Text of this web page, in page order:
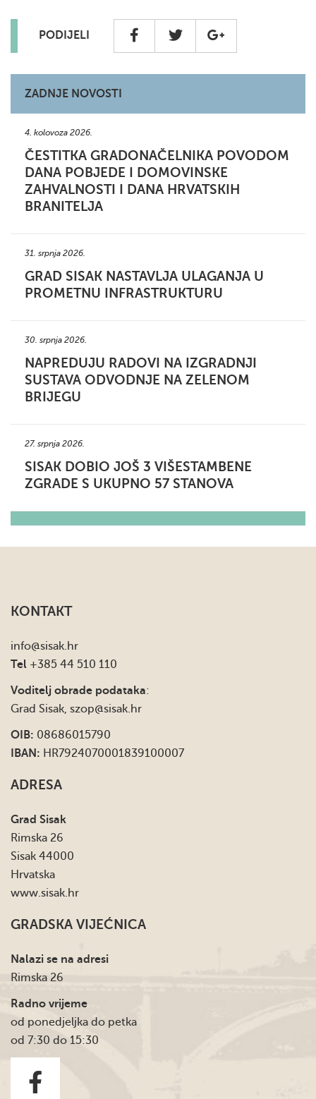
PODIJELI
ZADNJE NOVOSTI
4. kolovoza 2026.
ČESTITKA GRADONAČELNIKA POVODOM
DANA POBJEDE I DOMOVINSKE
ZAHVALNOSTI I DANA HRVATSKIH
BRANITELJA
31. srpnja 2026.
GRAD SISAK NASTAVLJA ULAGANJA U
PROMETNU INFRASTRUKTURU
30. srpnja 2026.
NAPREDUJU RADOVI NA IZGRADNJI
SUSTAVA ODVODNJE NA ZELENOM
BRIJEGU
27. srpnja 2026.
SISAK DOBIO JOŠ 3 VIŠESTAMBENE
ZGRADE S UKUPNO 57 STANOVA
KONTAKT
info@sisak.hr
Tel +385 44 510 110
Voditelj obrade podataka:
Grad Sisak, szop@sisak.hr
OIB: 08686015790
IBAN: HR7924070001839100007
ADRESA
Grad Sisak
Rimska 26
Sisak 44000
Hrvatska
www.sisak.hr
GRADSKA VIJEĆNICA
Nalazi se na adresi
Rimska 26
Radno vrijeme
od ponedjeljka do petka
od 7:30 do 15:30